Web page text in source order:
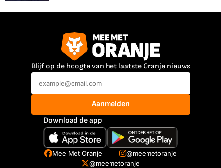
Blijf op de hoogte van het laatste Oranje nieuws
Aanmelden
Download de app
Mee Met Oranje
@meemetoranje
@meemetoranje